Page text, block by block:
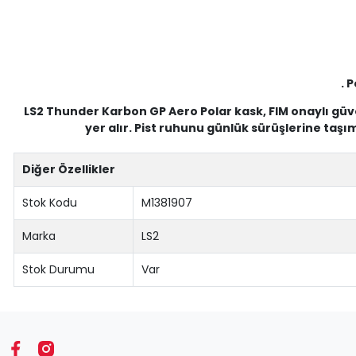
.
LS2 Thunder Karbon GP Aero Polar kask, FIM onaylı
yer alır. Pist ruhunu günlük sürüşlerine
Diğer Özellikler
Stok Kodu M1381907
Marka LS2
Stok Durumu Var